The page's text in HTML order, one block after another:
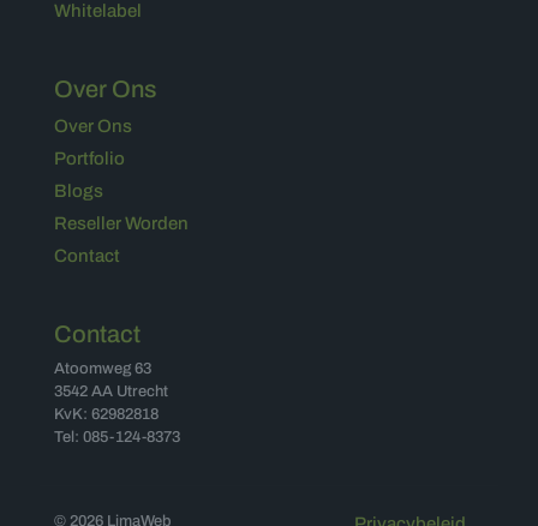
Whitelabel
Over Ons
Over Ons
Portfolio
Blogs
Reseller Worden
Contact
Contact
Atoomweg 63
3542 AA Utrecht
KvK: 62982818
Tel: 085-124-8373
© 2026 LimaWeb